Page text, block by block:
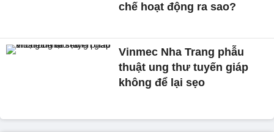
chế hoạt động ra sao?
Vinmec Nha Trang phẫu
thuật ung thư tuyến giáp
không để lại sẹo